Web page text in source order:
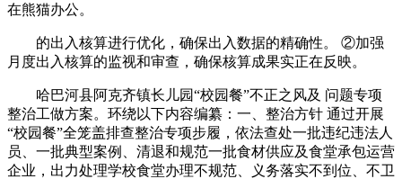
在熊猫办公。
的出入核算进行优化，确保出入数据的精确性。 ②加强
月度出入核算的监视和审查，确保核算成果实正在反映。
哈巴河县阿克齐镇长儿园“校园餐”不正之风及 问题专项
整治工做方案。环绕以下内容编纂：一、整治方针 通过开展
“校园餐”全笼盖排查整治专项步履，依法查处一批违纪违法人
员、一批典型案例、清退和规范一批食材供应及食堂承包运营
企业，出力处理学校食堂办理不规范、义务落实不到位、不卫